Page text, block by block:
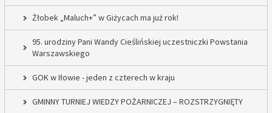
Żłobek „Maluch+” w Giżycach ma już rok!
95. urodziny Pani Wandy Cieślińskiej uczestniczki Powstania
Warszawskiego
GOK w Iłowie - jeden z czterech w kraju
GMINNY TURNIEJ WIEDZY POŻARNICZEJ – ROZSTRZYGNIĘTY